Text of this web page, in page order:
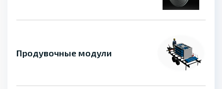
Продувочные модули